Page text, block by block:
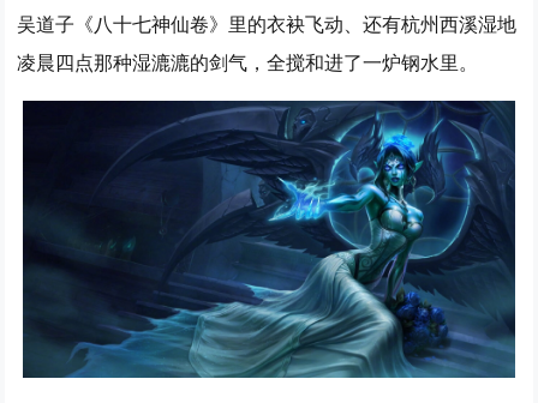
吴道子《八十七神仙卷》里的衣袂飞动、还有杭州西溪湿地
凌晨四点那种湿漉漉的剑气，全搅和进了一炉钢水里。